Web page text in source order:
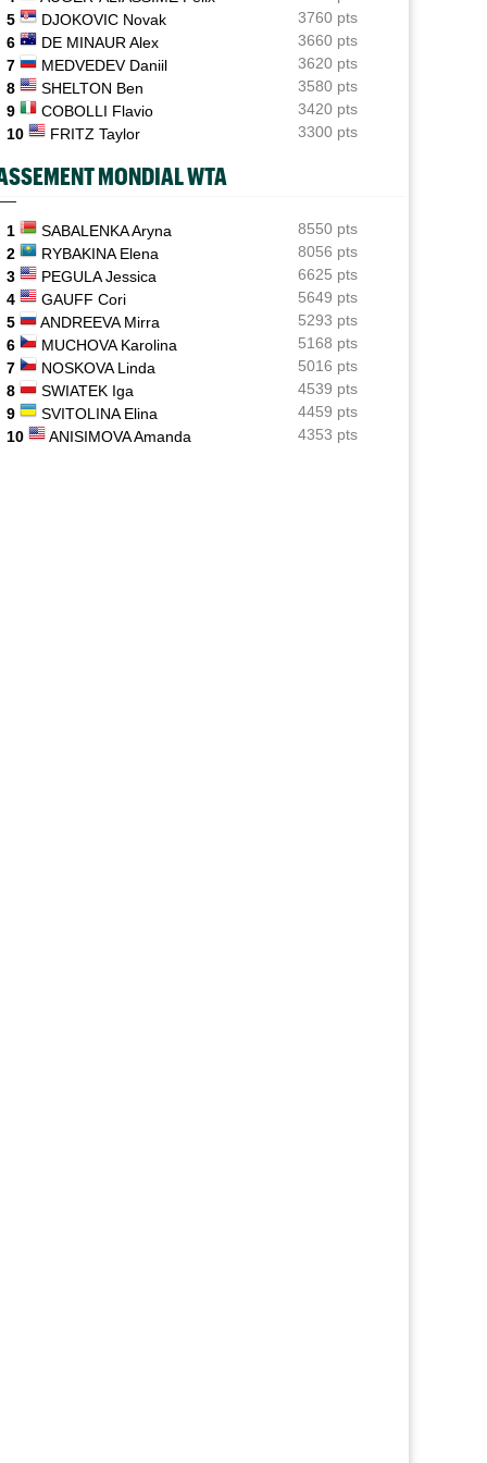
Terence Atmane défie Mensik : à quelle heure et où voir
le match ?
11:39
Jeunes
Le Cap d'Agde ouvre une route directe vers le
prestigieux Orange Bowl
Gabriel Debru retourne en NCAA, son coach souhaitait
le circuit pro
11:09
Istanbul (CH)
Bax, Ghibaudo et Poullain peuvent rejoindre les demies
en Turquie
11:04
Carnet Rose
Caroline Garcia est désormais maman d’un petit Pablo
5
DJOKOVIC Novak
3760 pts
6
DE MINAUR Alex
3660 pts
7
MEDVEDEV Daniil
3620 pts
8
SHELTON Ben
3580 pts
9
COBOLLI Flavio
3420 pts
10
FRITZ Taylor 3300 pts
MONDIAL WTA
1 SABALENKA Aryna
8550 pts
2
RYBAKINA Elena
8056 pts
3
PEGULA Jessica
6625 pts
4
GAUFF Cori
5649 pts
5
ANDREEVA Mirra
5293 pts
6
MUCHOVA Karolina
5168 pts
7
NOSKOVA Linda
5016 pts
8
SWIATEK Iga
4539 pts
9
SVITOLINA Elina
4459 pts
10
ANISIMOVA Amanda 4353 pts